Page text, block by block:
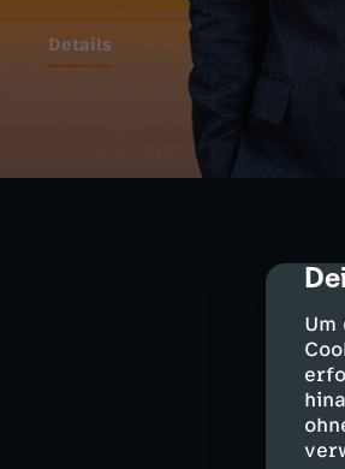
Um
Details